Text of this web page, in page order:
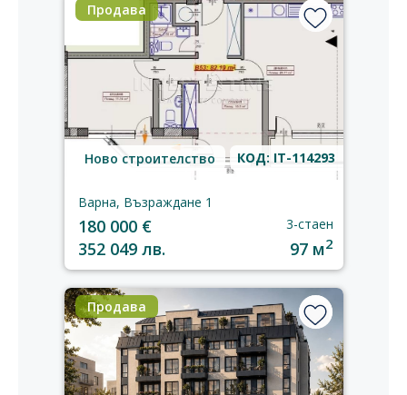
Продава
Ново строителство КОД: IT-114293
Варна, Възраждане 1
180 000 €
352 049 лв.
3-стаен
97 м2
Продава